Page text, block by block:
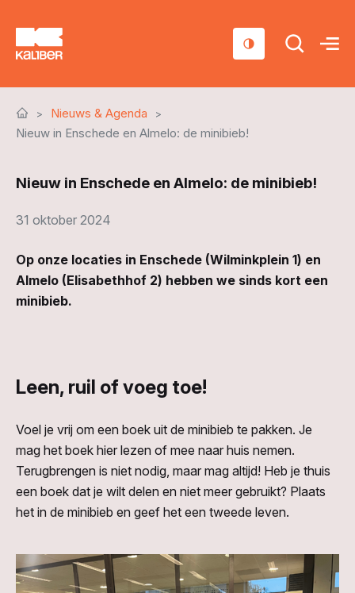
Scholen
Contact
Nieuws & Agenda
Nieuw in Enschede en Almelo: de minibieb!
Nieuw in Enschede en Almelo: de minibieb!
31 oktober 2024
Op onze locaties in Enschede (Wilminkplein 1) en
Almelo (Elisabethhof 2) hebben we sinds kort een
minibieb.
Leen, ruil of voeg toe!
Voel je vrij om een boek uit de minibieb te pakken. Je
mag het boek hier lezen of mee naar huis nemen.
Terugbrengen is niet nodig, maar mag altijd! Heb je thuis
een boek dat je wilt delen en niet meer gebruikt? Plaats
het in de minibieb en geef het een tweede leven.